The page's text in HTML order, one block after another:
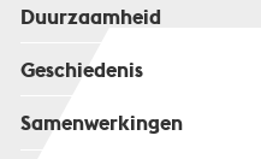
Duurzaamheid
Geschiedenis
Samenwerkingen